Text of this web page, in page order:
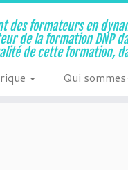
des formateurs en
de la formation DNP
de cette formation,
Qui